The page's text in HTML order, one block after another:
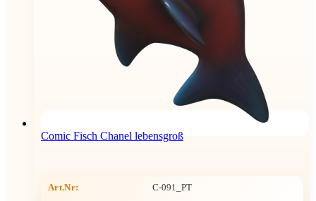
Comic Fisch Chanel lebensgroß
Art.Nr: C-091_PT